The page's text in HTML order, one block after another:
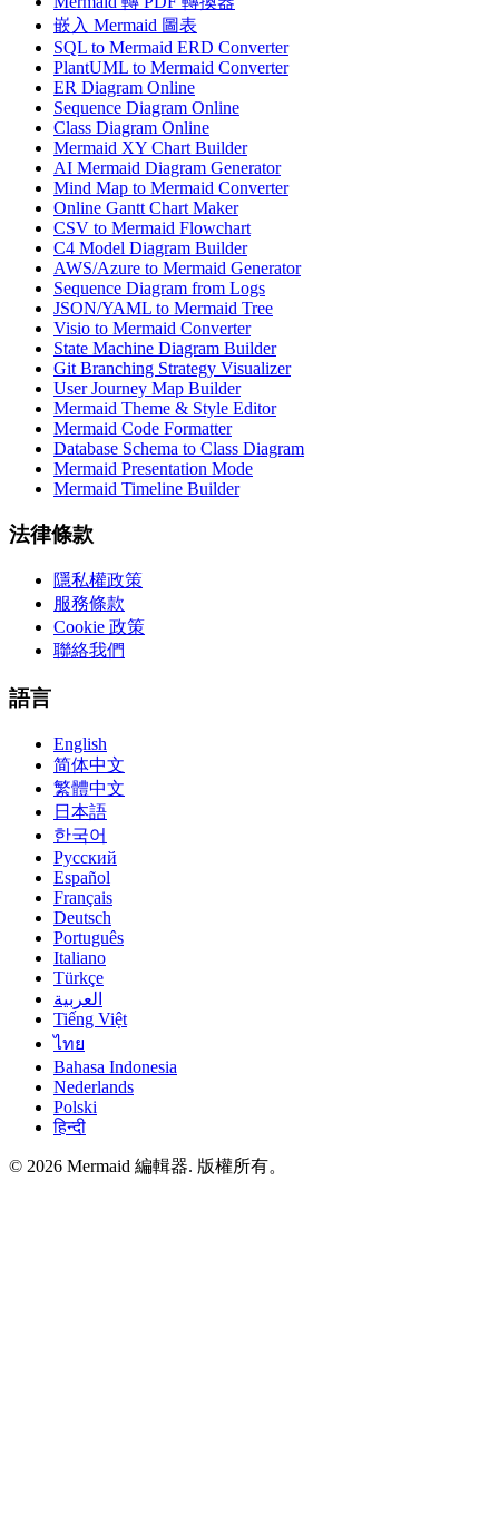
嵌入 Mermaid 圖表
SQL to Mermaid ERD Converter
PlantUML to Mermaid Converter
ER Diagram Online
Sequence Diagram Online
Class Diagram Online
Mermaid XY Chart Builder
AI Mermaid Diagram Generator
Mind Map to Mermaid Converter
Online Gantt Chart Maker
CSV to Mermaid Flowchart
C4 Model Diagram Builder
AWS/Azure to Mermaid Generator
Sequence Diagram from Logs
JSON/YAML to Mermaid Tree
Visio to Mermaid Converter
State Machine Diagram Builder
Git Branching Strategy Visualizer
User Journey Map Builder
Mermaid Theme & Style Editor
Mermaid Code Formatter
Database Schema to Class Diagram
Mermaid Presentation Mode
Mermaid Timeline Builder
法律條款
隱私權政策
服務條款
Cookie 政策
聯絡我們
語言
English
简体中文
繁體中文
日本語
한국어
Русский
Español
Français
Deutsch
Português
Italiano
Türkçe
العربية
Tiếng Việt
ไทย
Bahasa Indonesia
Nederlands
Polski
हिन्दी
© 2026 Mermaid 編輯器. 版權所有。